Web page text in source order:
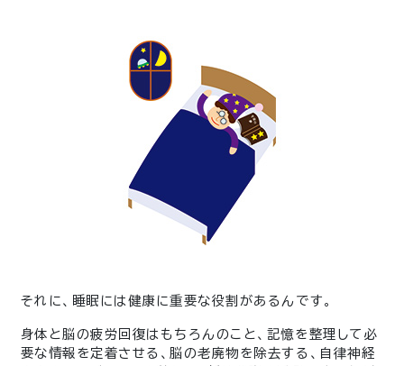
それに、睡眠には健康に重要な役割があるんです。
身体と脳の疲労回復はもちろんのこと、記憶を整理して必
要な情報を定着させる、脳の老廃物を除去する、自律神経